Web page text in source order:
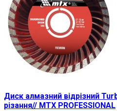
Диск алмазний відрізний
різання// MTX PROFESSIONAL